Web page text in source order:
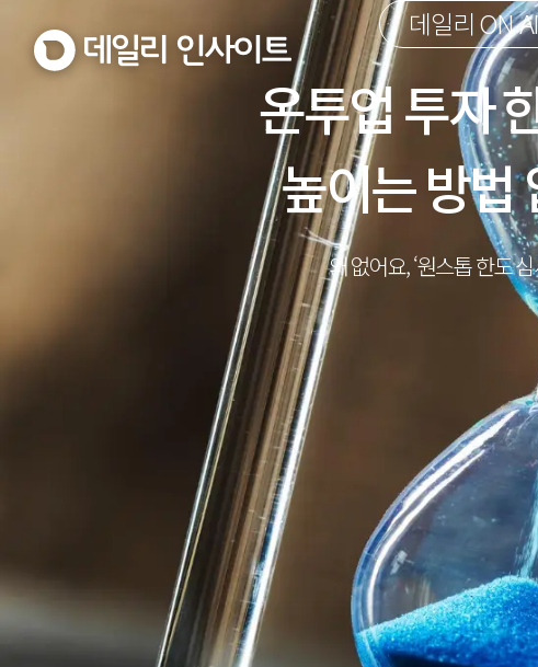
데일리 ON
온투업 투자
높이는 방법
왜 없어요, ‘원스톱 한도